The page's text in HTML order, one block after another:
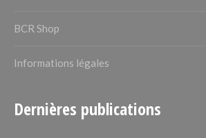
BCR Shop
Informations légales
Dernières publications